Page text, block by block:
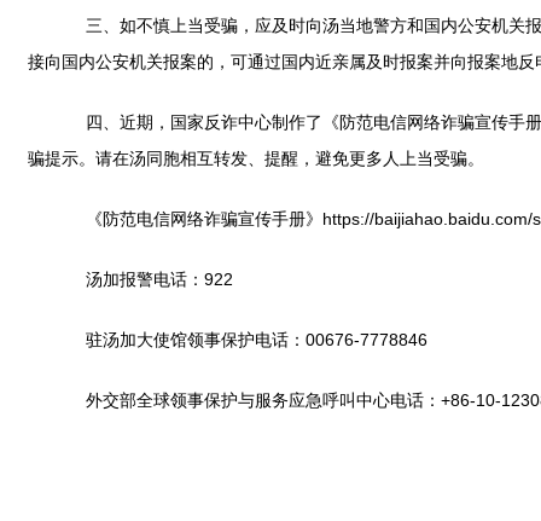
三、如不慎上当受骗，应及时向汤当地警方和国内公安机关
接向国内公安机关报案的，可通过国内近亲属及时报案并向报案地
四、近期，国家反诈中心制作了《防范电信网络诈骗宣传手
骗提示。请在汤同胞相互转发、提醒，避免更多人上当受骗。
《防范电信网络诈骗宣传手册》https://baijiahao.baidu.com/
汤加报警电话：922
驻汤加大使馆领事保护电话：00676-7778846
外交部全球领事保护与服务应急呼叫中心电话：+86-10-